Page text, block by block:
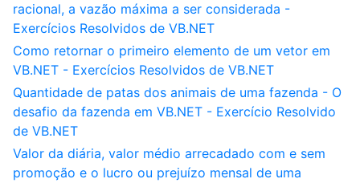
racional, a vazão máxima a ser considerada -
Exercícios Resolvidos de VB.NET
Como retornar o primeiro elemento de um vetor em
VB.NET - Exercícios Resolvidos de VB.NET
Quantidade de patas dos animais de uma fazenda - O
desafio da fazenda em VB.NET - Exercício Resolvido
de VB.NET
Valor da diária, valor médio arrecadado com e sem
promoção e o lucro ou prejuízo mensal de uma